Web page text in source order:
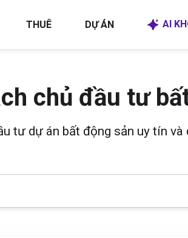
THUÊ DỰ ÁN AI
chủ đầu tư
tư dự án bất động sản uy tín